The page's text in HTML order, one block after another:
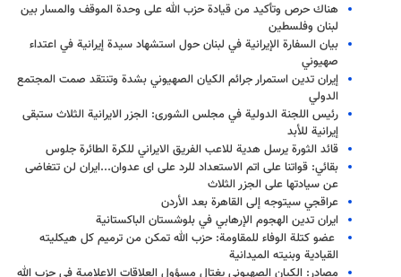
هناك حرص وتأكيد من قيادة حزب الله على وحدة الموقف والمسار بين
لبنان وفلسطين
بيان السفارة الإيرانية في لبنان حول استشهاد سيدة إيرانية في اعتداء
صهيوني
إيران تدين استمرار جرائم الكيان الصهيوني بشدة وتنتقد صمت المجتمع
الدولي
رئيس اللجنة الدولية في مجلس الشورى: الجزر الايرانية الثلاث ستبقى
إيرانية للأبد
قائد الثورة يرسل هدية للاعب الفريق الايراني للكرة الطائرة جلوس
بقائي: قواتنا على اتم الاستعداد للرد على اى عدوان...ايران لن تتغاضى
عن سيادتها على الجزر الثلاث
عراقجي سيتوجه إلى القاهرة بعد الأردن
ايران تدين الهجوم الإرهابي في بلوشستان الباكستانية
عضو كتلة الوفاء للمقاومة: حزب الله تمكن من ترميم كل هيكليته
القيادية وبنيته الميدانية